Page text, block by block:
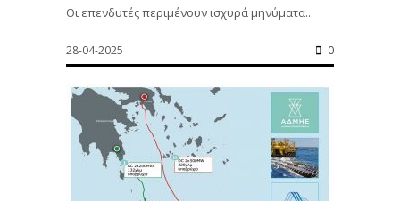
Οι επενδυτές περιμένουν ισχυρά μηνύματα...
28-04-2025 0